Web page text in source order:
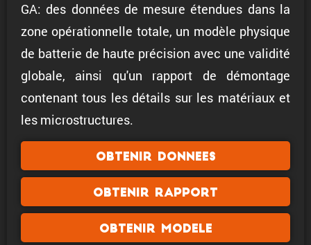
GA: des données de mesure étendues dans la
zone opérationnelle totale, un modèle physique
de batterie de haute précision avec une validité
globale, ainsi qu'un rapport de démontage
contenant tous les détails sur les matériaux et
les microstructures.
Obtenir donnees
Obtenir rapport
Obtenir modele